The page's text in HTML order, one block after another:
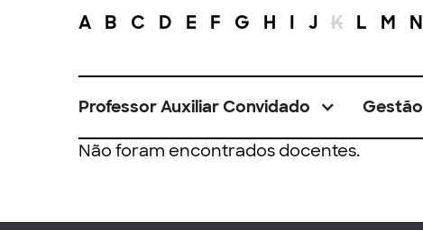
A B C D E F G H I J K L M N
Professor Auxiliar Convidado Gestão
Não foram encontrados docentes.